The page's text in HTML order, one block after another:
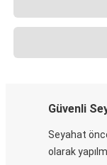
Güvenli
Seyahat
olarak